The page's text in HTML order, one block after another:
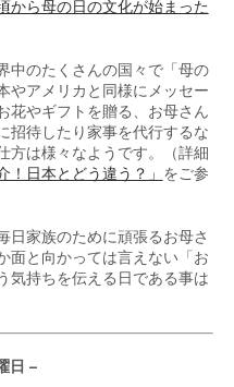
から母の日の文化が始まった
中のたくさんの国々で「母の
やアメリカと同様にメッセー
花やギフトを贈る、お母さん
招待したり家事を代行するな
方は様々なようです。（詳細
！日本とどう違う？」 をご参
日家族のために頑張るお母さ
面と向かっては言えない「お
気持ちを伝える日である事は
日 –